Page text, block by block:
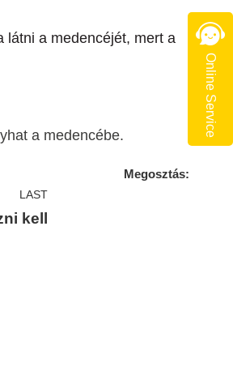
látni a medencéjét, mert a
a medencébe.
Megosztás:
LAST
kell
Online Service